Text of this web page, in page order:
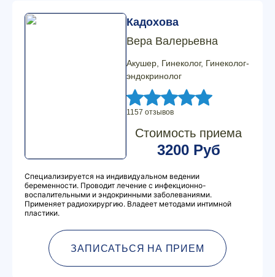
Кадохова
Вера Валерьевна
Акушер, Гинеколог, Гинеколог-
эндокринолог
1157 отзывов
Стоимость приема
3200 Руб
Специализируется на индивидуальном ведении
беременности. Проводит лечение с инфекционно-
воспалительными и эндокринными заболеваниями.
Применяет радиохирургию. Владеет методами интимной
пластики.
ЗАПИСАТЬСЯ НА ПРИЕМ